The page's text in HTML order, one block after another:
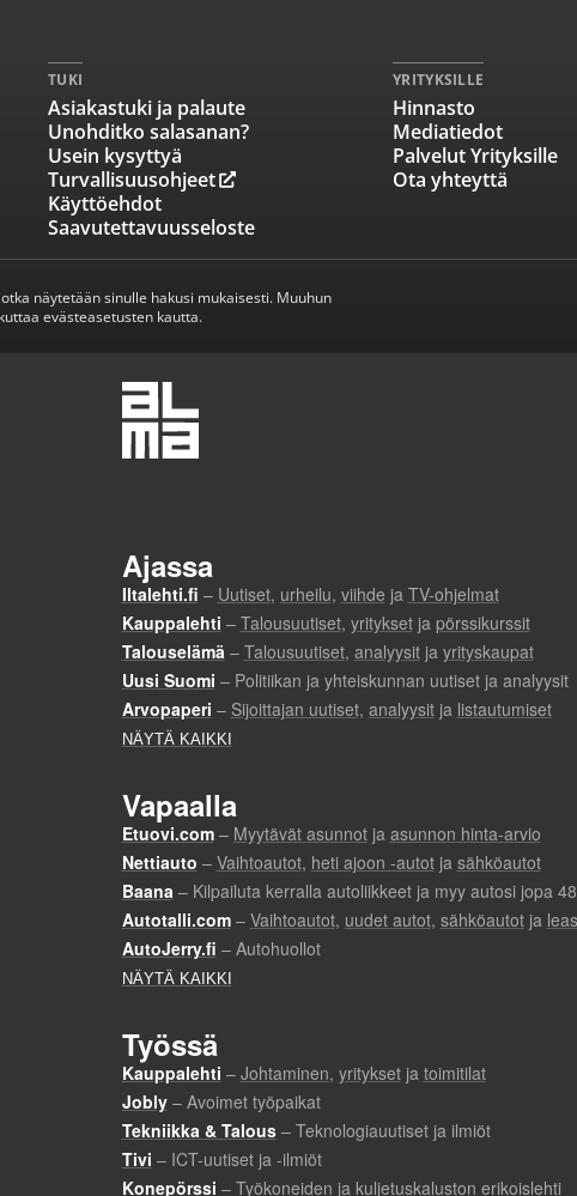
TUKI
Asiakastuki ja palaute
Unohditko salasanan?
Usein kysyttyä
Turvallisuusohjeet
Käyttöehdot
Saavutettavuusseloste
YRITYKSILLE
Hinnasto
Mediatiedot
Palvelut Yrityksille
Ota yhteyttä
näytetään sinulle hakusi mukaisesti. Muuhun
evästeasetusten kautta.